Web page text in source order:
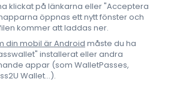
klickat på länkarna eller "Acceptera
öppnas ett nytt fönster och
kommer att laddas ner.
din mobil är Android måste du ha
installerat eller andra
appar (som WalletPasses,
Wallet...).